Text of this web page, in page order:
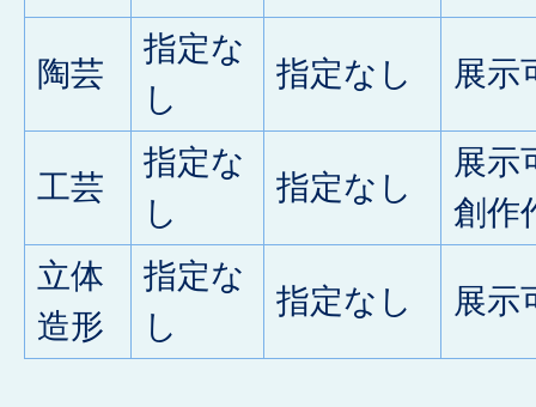
陶芸
指定な
し
指定なし 展示
工芸
指定な
し
指定なし
展示
創作
立体
造形
指定な
し
指定なし 展示